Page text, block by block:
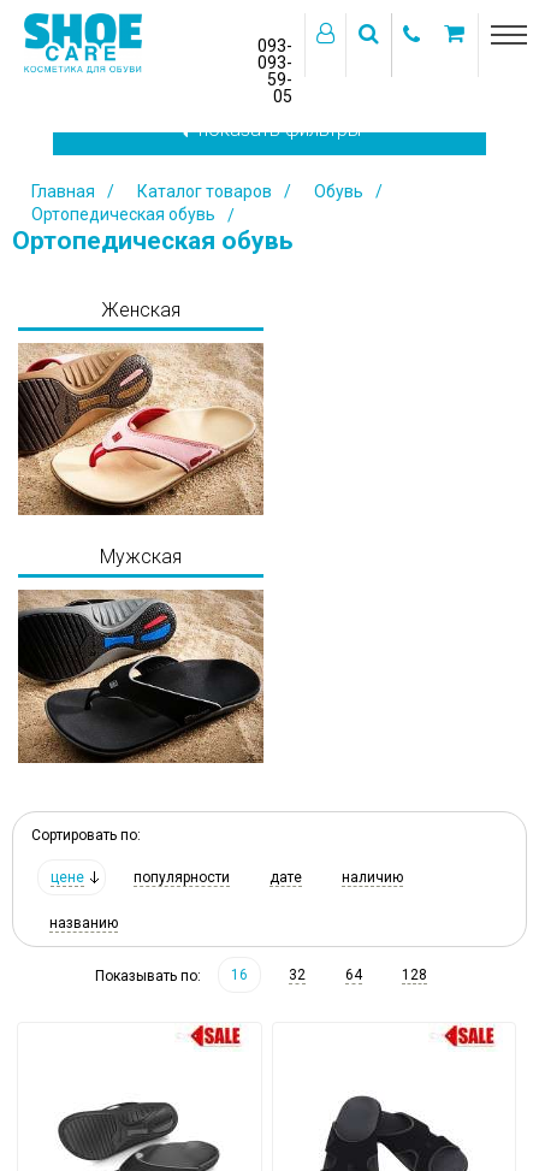
093-
093-
59-
05
показать фильтры
Главная Каталог товаров
Обувь
Ортопедическая обувь
Ортопедическая обувь
Женская
Мужская
Сортировать по:
цене популярности дате наличию
названию
Показывать по: 16 32 64 128